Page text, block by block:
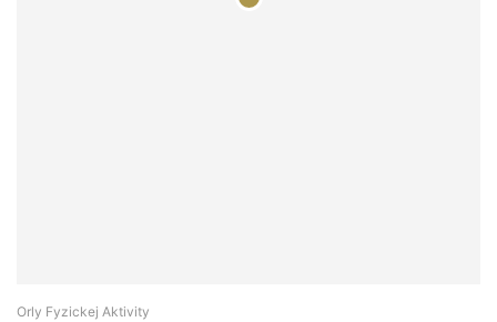
Orly Fyzickej Aktivity